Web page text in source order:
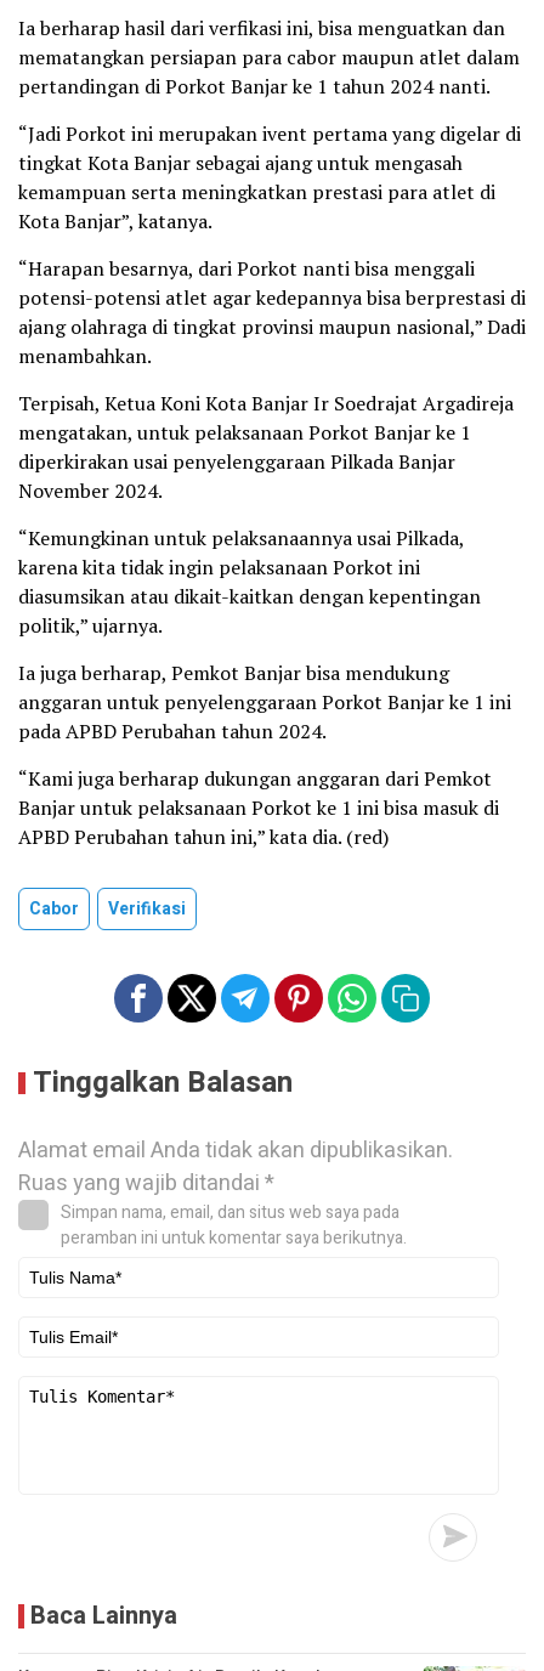
Ia berharap hasil dari verfikasi ini, bisa menguatkan dan
mematangkan persiapan para cabor maupun atlet dalam
pertandingan di Porkot Banjar ke 1 tahun 2024 nanti.
“Jadi Porkot ini merupakan ivent pertama yang digelar di
tingkat Kota Banjar sebagai ajang untuk mengasah
kemampuan serta meningkatkan prestasi para atlet di
Kota Banjar”, katanya.
“Harapan besarnya, dari Porkot nanti bisa menggali
potensi-potensi atlet agar kedepannya bisa berprestasi di
ajang olahraga di tingkat provinsi maupun nasional,” Dadi
menambahkan.
Terpisah, Ketua Koni Kota Banjar Ir Soedrajat Argadireja
mengatakan, untuk pelaksanaan Porkot Banjar ke 1
diperkirakan usai penyelenggaraan Pilkada Banjar
November 2024.
“Kemungkinan untuk pelaksanaannya usai Pilkada,
karena kita tidak ingin pelaksanaan Porkot ini
diasumsikan atau dikait-kaitkan dengan kepentingan
politik,” ujarnya.
Ia juga berharap, Pemkot Banjar bisa mendukung
anggaran untuk penyelenggaraan Porkot Banjar ke 1 ini
pada APBD Perubahan tahun 2024.
“Kami juga berharap dukungan anggaran dari Pemkot
Banjar untuk pelaksanaan Porkot ke 1 ini bisa masuk di
APBD Perubahan tahun ini,” kata dia. (red)
Cabor Verifikasi
Tinggalkan Balasan
Alamat email Anda tidak akan dipublikasikan.
Ruas yang wajib ditandai*
Simpan nama, email, dan situs web saya pada
peramban ini untuk komentar saya berikutnya.
Baca Lainnya